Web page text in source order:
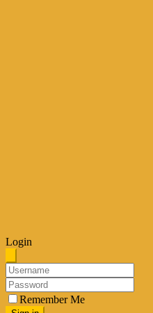
Login
Remember Me